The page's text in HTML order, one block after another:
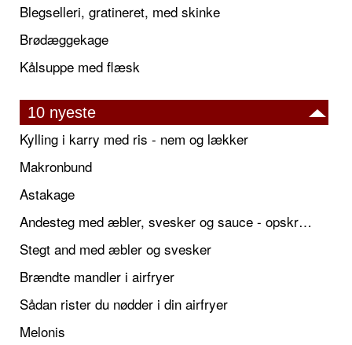
Blegselleri, gratineret, med skinke
Brødæggekage
Kålsuppe med flæsk
10 nyeste
Kylling i karry med ris - nem og lækker
Makronbund
Astakage
Andesteg med æbler, svesker og sauce - opskrift også til jul
Stegt and med æbler og svesker
Brændte mandler i airfryer
Sådan rister du nødder i din airfryer
Melonis